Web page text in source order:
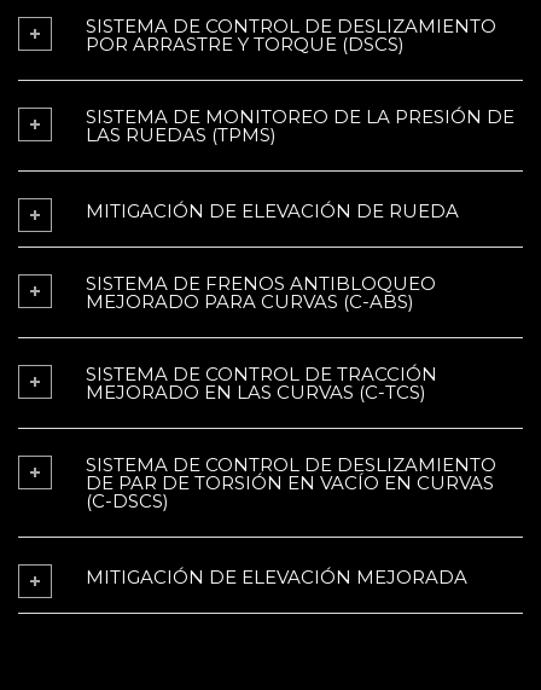
SISTEMA DE CONTROL DE DESLIZAMIENTO
POR ARRASTRE Y TORQUE (DSCS)
SISTEMA DE MONITOREO DE LA PRESIÓN DE
LAS RUEDAS (TPMS)
MITIGACIÓN DE ELEVACIÓN DE RUEDA
SISTEMA DE FRENOS ANTIBLOQUEO
MEJORADO PARA CURVAS (C-ABS)
SISTEMA DE CONTROL DE TRACCIÓN
MEJORADO EN LAS CURVAS (C-TCS)
SISTEMA DE CONTROL DE DESLIZAMIENTO
DE PAR DE TORSIÓN EN VACÍO EN CURVAS
(C-DSCS)
MITIGACIÓN DE ELEVACIÓN MEJORADA